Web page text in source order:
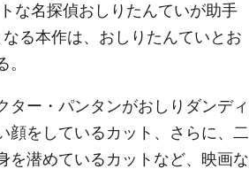
な名探偵おしりたんていが助手
る本作は、おしりたんていとお
ター・パンタンがおしりダンディ
顔をしているカット、さらに、二
を潜めているカットなど、映画な